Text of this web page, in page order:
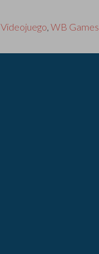
Videojuego, WB Games